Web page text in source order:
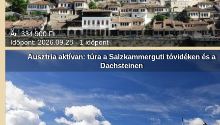
Ár: 334 900 Ft
Időpont: 2026.09.28 - 1 időpont
Ausztria aktívan: túra a Salzkammerguti tóvidéken és a
Dachsteinen